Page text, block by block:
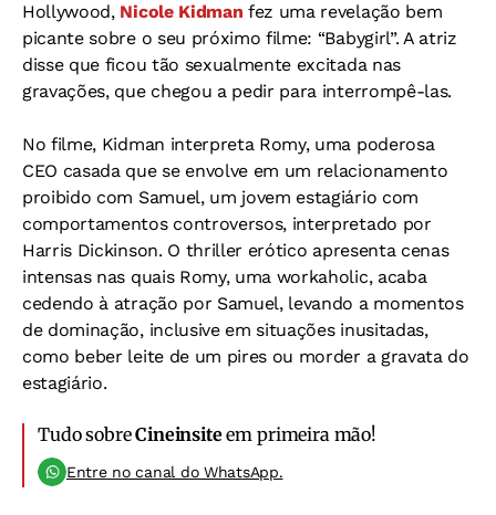
Hollywood, Nicole Kidman fez uma revelação bem
picante sobre o seu próximo filme: “Babygirl”. A atriz
disse que ficou tão sexualmente excitada nas
gravações, que chegou a pedir para interrompê-las.
No filme, Kidman interpreta Romy, uma poderosa
CEO casada que se envolve em um relacionamento
proibido com Samuel, um jovem estagiário com
comportamentos controversos, interpretado por
Harris Dickinson. O thriller erótico apresenta cenas
intensas nas quais Romy, uma workaholic, acaba
cedendo à atração por Samuel, levando a momentos
de dominação, inclusive em situações inusitadas,
como beber leite de um pires ou morder a gravata do
estagiário.
Tudo sobreCineinsiteem primeira mão!
Entre no canal do WhatsApp.